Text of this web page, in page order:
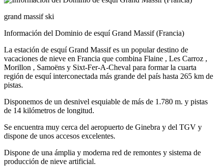
grand massif ski
Información del Dominio de esquí Grand Massif (Francia)
La estación de esquí Grand Massif es un popular destino de
vacaciones de nieve en Francia que combina Flaine , Les Carroz ,
Morillon , Samoëns y Sixt-Fer-A-Cheval para formar la cuarta
región de esquí interconectada más grande del país hasta 265 km de
pistas.
Disponemos de un desnivel esquiable de más de 1.780 m. y pistas
de 14 kilómetros de longitud.
Se encuentra muy cerca del aeropuerto de Ginebra y del TGV y
dispone de unos accesos excelentes.
Dispone de una ámplia y moderna red de remontes y sistema de
producción de nieve artificial.